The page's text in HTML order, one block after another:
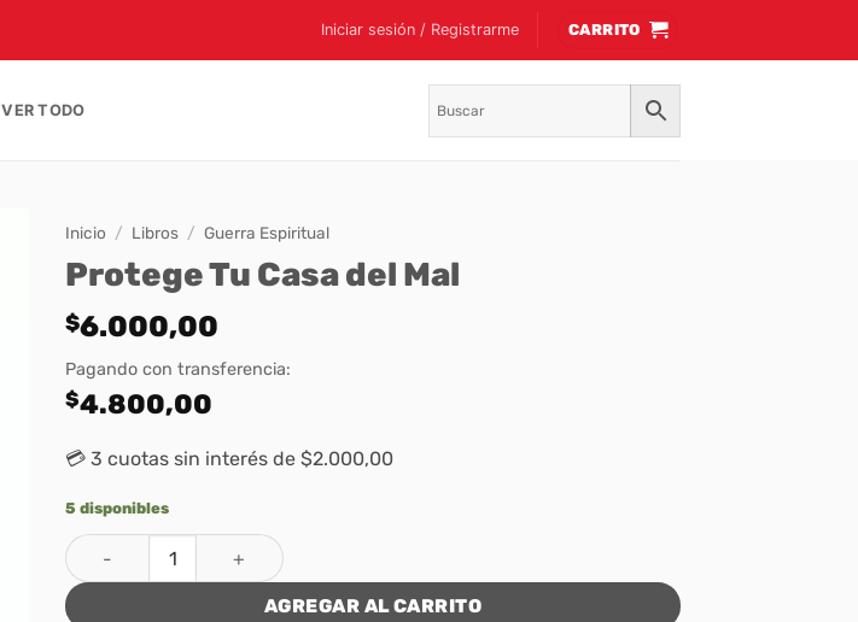
Iniciar sesión / Registrarme CARRITO
VER TODO
Inicio / Libros / Guerra Espiritual
Protege Tu Casa del Mal
$6.000,00
Pagando con transferencia:
$4.800,00
💳 3 cuotas sin interés de $2.000,00
5 disponibles
Protege Tu Casa del Mal cantidad
AGREGAR AL CARRITO